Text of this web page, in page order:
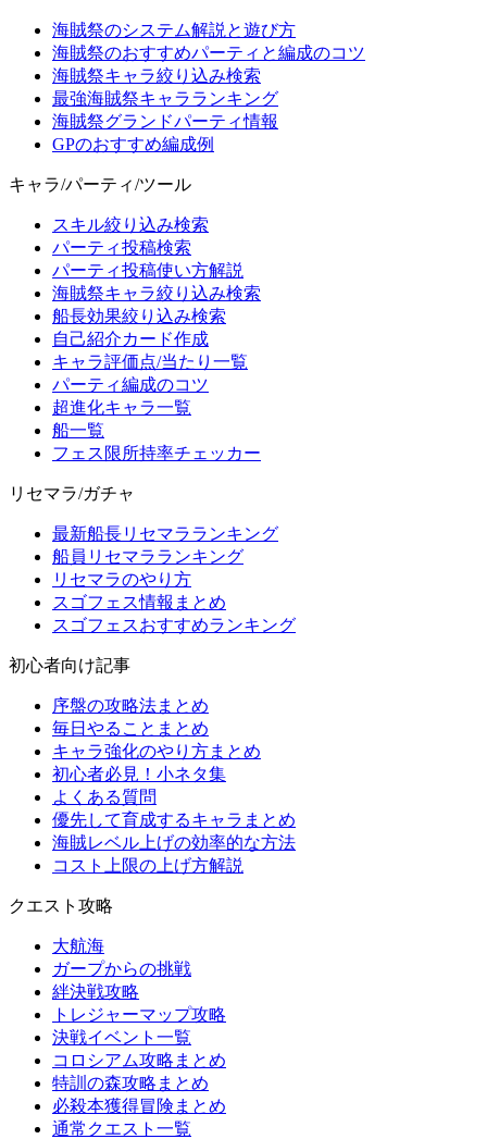
海賊祭のシステム解説と遊び方
海賊祭のおすすめパーティと編成のコツ
海賊祭キャラ絞り込み検索
最強海賊祭キャラランキング
海賊祭グランドパーティ情報
GPのおすすめ編成例
キャラ/パーティ/ツール
スキル絞り込み検索
パーティ投稿検索
パーティ投稿使い方解説
海賊祭キャラ絞り込み検索
船長効果絞り込み検索
自己紹介カード作成
キャラ評価点/当たり一覧
パーティ編成のコツ
超進化キャラ一覧
船一覧
フェス限所持率チェッカー
リセマラ/ガチャ
最新船長リセマラランキング
船員リセマラランキング
リセマラのやり方
スゴフェス情報まとめ
スゴフェスおすすめランキング
初心者向け記事
序盤の攻略法まとめ
毎日やることまとめ
キャラ強化のやり方まとめ
初心者必見！小ネタ集
よくある質問
優先して育成するキャラまとめ
海賊レベル上げの効率的な方法
コスト上限の上げ方解説
クエスト攻略
大航海
ガープからの挑戦
絆決戦攻略
トレジャーマップ攻略
決戦イベント一覧
コロシアム攻略まとめ
特訓の森攻略まとめ
必殺本獲得冒険まとめ
通常クエスト一覧